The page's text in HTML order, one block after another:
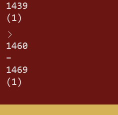
1439
(1)
1460
–
1469
(1)